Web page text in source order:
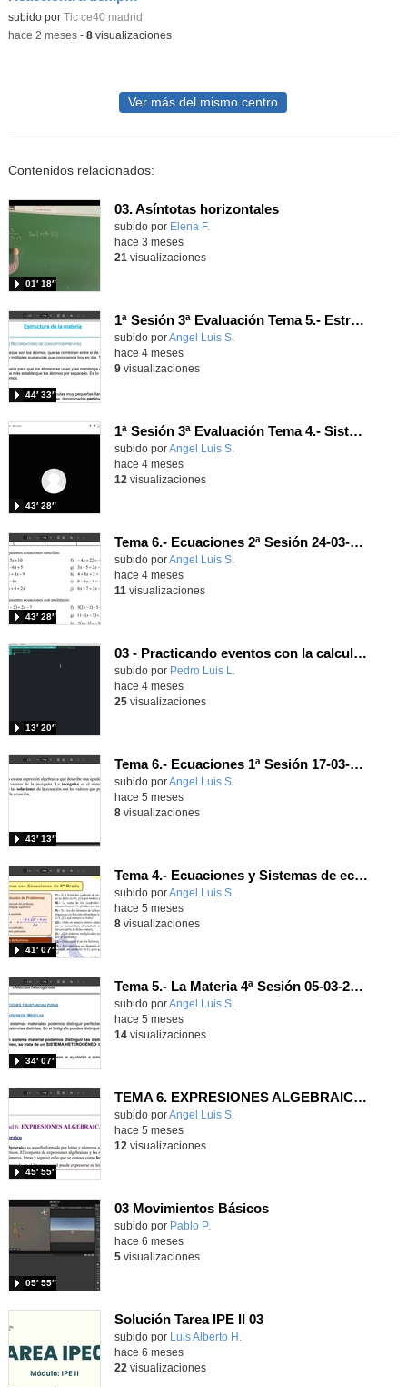
subido por
Tic ce40 madrid
-hace 2 meses- 8visualizaciones
Ver más del mismo centro
Contenidos relacionados:
03. Asíntotas horizontales
Contenido educativo.
subido por Elena F.
01′ 18″
hace 3 meses
21 visualizaciones
1ª Sesión 3ª Evaluación Tema 5.- Estructura de la Materia 26-03-2026
Contenido educativo.
subido porAngel Luis S.
44′ 33″
hace 4 meses
9visualizaciones
1ª Sesión 3ª Evaluación Tema 4.- Sistemas de ecuaciones 26-03-2026
Contenido educativo.
subido porAngel Luis S.
43′ 28″
hace 4 meses
12 visualizaciones
Tema 6.- Ecuaciones 2ª Sesión 24-03-2026
Contenido educativo.
subido porAngel Luis S.
43′ 28″
hace 4 meses
11 visualizaciones
03 - Practicando eventos con la calculadora
Contenido educativo.
subido por Pedro Luis L.
13′ 20″
hace 4 meses
25visualizaciones
Tema 6.- Ecuaciones 1ª Sesión 17-03-2026
Contenido educativo.
subido porAngel Luis S.
43′ 13″
hace 5 meses
8visualizaciones
Tema 4.- Ecuaciones y Sistemas de ecuaciones 7ª Sesión 05-03-2026
Contenido educativo.
subido porAngel Luis S.
41′ 07″
hace 5 meses
8visualizaciones
Tema 5.- La Materia 4ª Sesión 05-03-2026
Contenido educativo.
subido porAngel Luis S.
34′ 07″
hace 5 meses
14visualizaciones
TEMA 6. EXPRESIONES ALGEBRAICAS 1ª Sesión 03-03-2026
Contenido educativo.
subido porAngel Luis S.
45′ 55″
hace 5 meses
12 visualizaciones
03 Movimientos Básicos
Contenido educativo.
subido por Pablo P.
05′ 55″
hace 6 meses
5visualizaciones
Solución Tarea IPE II 03
Contenido educativo.
subido por Luis Alberto H.
hace 6 meses
22 visualizaciones